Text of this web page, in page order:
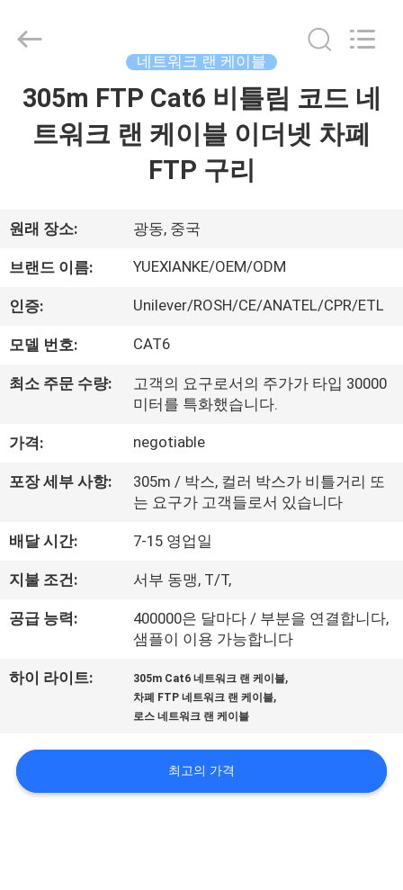
집
동
영
상
우
리
하
여
장
행
2026
Guangdong
Reserved.
네트워크 랜 케이블
305m FTP Cat6 비틀림 코드 네
트워크 랜 케이블 이더넷 차폐
FTP 구리
원래 장소: 광동, 중국
브랜드 이름: YUEXIANKE/OEM/ODM
인증: Unilever/ROSH/CE/ANATEL/CPR/ETL
모델 번호: CAT6
최소 주문 수량:
고객의 요구로서의 주가가 타입 30000
미터를 특화했습니다.
가격: negotiable
포장 세부 사항:
305m / 박스, 컬러 박스가 비틀거리 또
는 요구가 고객들로서 있습니다
배달 시간: 7-15 영업일
지불 조건: 서부 동맹, T/T,
공급 능력:
400000은 달마다 / 부분을 연결합니다,
샘플이 이용 가능합니다
하이 라이트: 305m Cat6 네트워크 랜 케이블,
차폐 FTP 네트워크 랜 케이블,
로스 네트워크 랜 케이블
최고의 가격